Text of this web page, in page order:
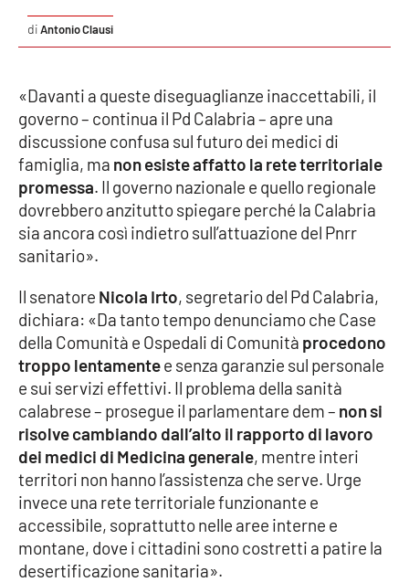
Good Morning Vietnam
Parchi Marini Calabria
Leggendo Alvaro insieme
Imprese Di Calabria
Le perfidie di Antonella Grippo
STREAMING
LaC TV
LaC Network
LaC OnAir
EDIZIONI
LOCALI
Antonio Clausi
«Davanti a queste diseguaglianze inaccettabili, il
governo – continua il Pd Calabria – apre una
discussione confusa sul futuro dei medici di
famiglia, ma non esiste affatto la rete territoriale
promessa. Il governo nazionale e quello regionale
dovrebbero anzitutto spiegare perché la Calabria
sia ancora così indietro sull’attuazione del Pnrr
sanitario».
Il senatore Nicola Irto, segretario del Pd Calabria,
dichiara: «Da tanto tempo denunciamo che Case
della Comunità e Ospedali di Comunità procedono
troppo lentamentee senza garanzie sul personale
e sui servizi effettivi. Il problema della sanità
calabrese – prosegue il parlamentare dem – non si
risolve cambiando dall’alto il rapporto di lavoro
dei medici di Medicina generale, mentre interi
territori non hanno l’assistenza che serve. Urge
invece una rete territoriale funzionante e
accessibile, soprattutto nelle aree interne e
montane, dove i cittadini sono costretti a patire la
desertificazione sanitaria».